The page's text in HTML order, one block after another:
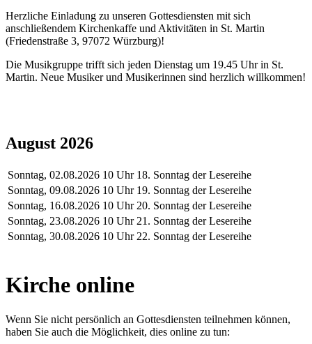
Herzliche Einladung zu unseren Gottesdiensten mit sich
anschließendem Kirchenkaffe und Aktivitäten in St. Martin
(Friedenstraße 3, 97072 Würzburg)!
Die Musikgruppe trifft sich jeden Dienstag um 19.45 Uhr in St.
Martin. Neue Musiker und Musikerinnen sind herzlich willkommen!
August 2026
Sonntag, 02.08.2026 10 Uhr 18. Sonntag der Lesereihe
Sonntag, 09.08.2026 10 Uhr 19. Sonntag der Lesereihe
Sonntag, 16.08.2026 10 Uhr 20. Sonntag der Lesereihe
Sonntag, 23.08.2026 10 Uhr 21. Sonntag der Lesereihe
Sonntag, 30.08.2026 10 Uhr 22. Sonntag der Lesereihe
Kirche online
Wenn Sie nicht persönlich an Gottesdiensten teilnehmen können,
haben Sie auch die Möglichkeit, dies online zu tun: